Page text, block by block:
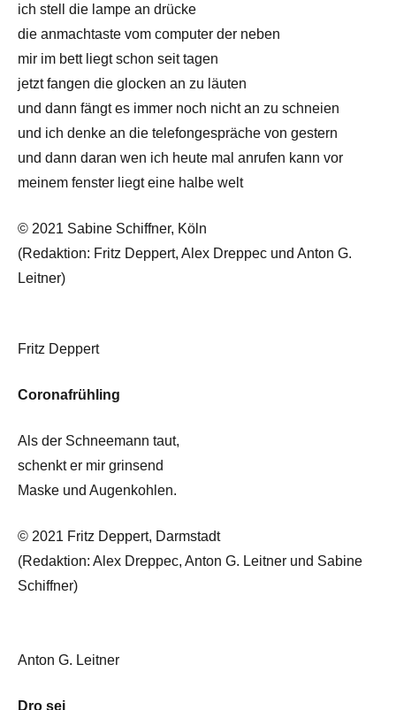
ich stell die lampe an drücke
die anmachtaste vom computer der neben
mir im bett liegt schon seit tagen
jetzt fangen die glocken an zu läuten
und dann fängt es immer noch nicht an zu schneien
und ich denke an die telefongespräche von gestern
und dann daran wen ich heute mal anrufen kann vor
meinem fenster liegt eine halbe welt
© 2021 Sabine Schiffner, Köln
(Redaktion: Fritz Deppert, Alex Dreppec und Anton G.
Leitner)
Fritz Deppert
Coronafrühling
Als der Schneemann taut,
schenkt er mir grinsend
Maske und Augenkohlen.
© 2021 Fritz Deppert, Darmstadt
(Redaktion: Alex Dreppec, Anton G. Leitner und Sabine
Schiffner)
Anton G. Leitner
Dro sei